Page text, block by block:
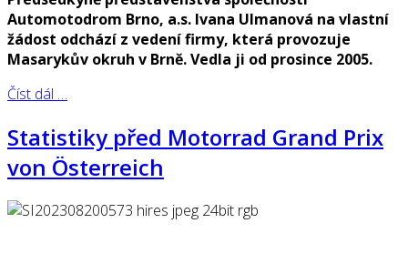
Automotodrom Brno, a.s. Ivana Ulmanová na vlastní
žádost odchází z vedení firmy, která provozuje
Masarykův okruh v Brně. Vedla ji od prosince 2005.
Číst dál …
Statistiky před Motorrad Grand Prix
von Österreich